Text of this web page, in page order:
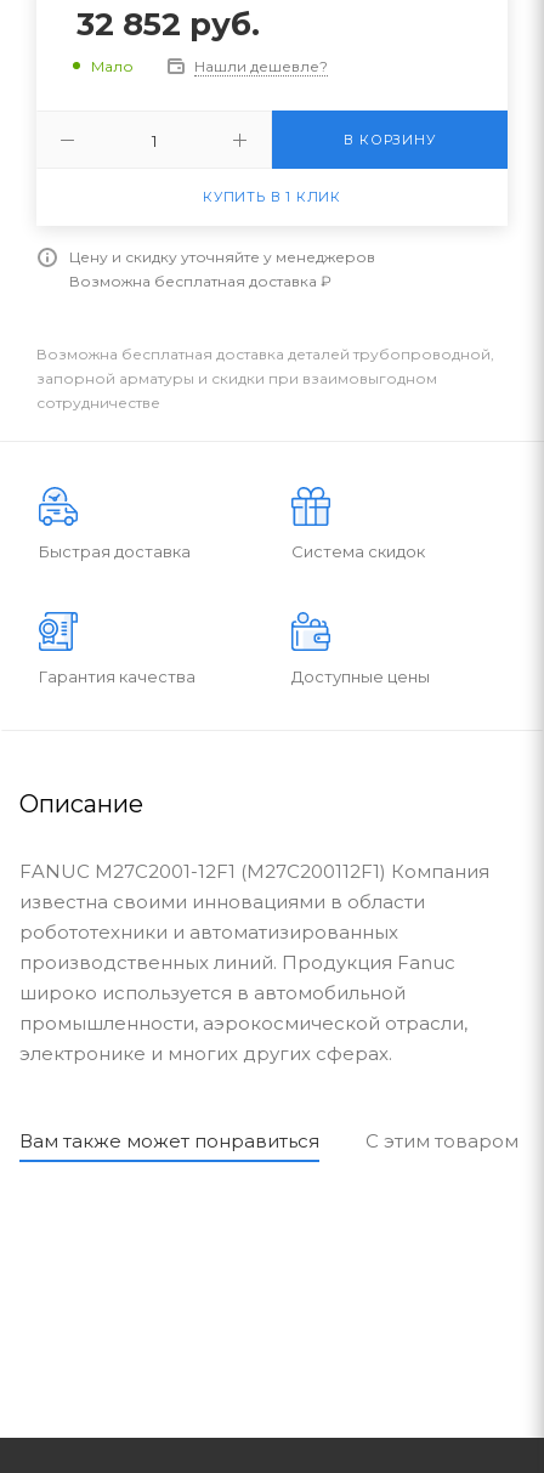
32 852 руб.
Мало Нашли дешевле?
В КОРЗИНУ
КУПИТЬ В 1 КЛИК
Цену и скидку уточняйте у менеджеров
Возможна бесплатная доставка ₽
Возможна бесплатная доставка деталей трубопроводной,
запорной арматуры и скидки при взаимовыгодном
сотрудничестве
Быстрая доставка Система скидок
Гарантия качества Доступные цены
Описание
FANUC M27C2001-12F1 (M27C200112F1) Компания
известна своими инновациями в области
робототехники и автоматизированных
производственных линий. Продукция Fanuc
широко используется в автомобильной
промышленности, аэрокосмической отрасли,
электронике и многих других сферах.
Вам также может понравиться С этим товаром